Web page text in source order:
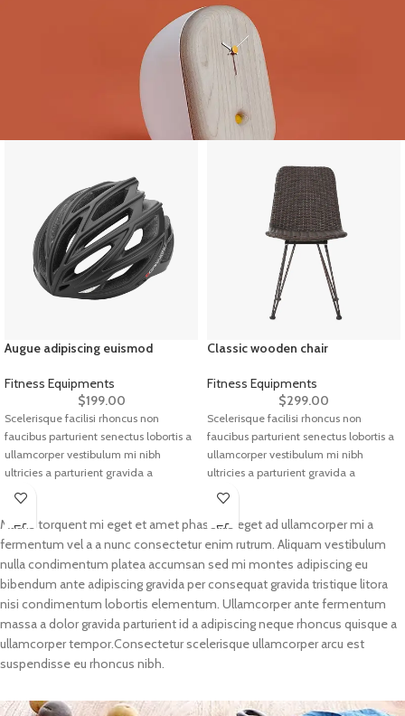
Augue adipiscing euismod
Fitness Equipments
$199.00
Scelerisque facilisi rhoncus non
faucibus parturient senectus lobortis a
ullamcorper vestibulum mi nibh
ultricies a parturient gravida a
vestibulum leo sem in. Est cum
per at vitae ante eleifend mollis
adipiscing.
Classic wooden chair
Fitness Equipments
$299.00
Scelerisque facilisi rhoncus non
faucibus parturient senectus lobortis a
ullamcorper vestibulum mi nibh
ultricies a parturient gravida a
vestibulum leo sem in. Est cum
per at vitae ante eleifend mollis
adipiscing.
Mauris torquent mi eget et amet phasellus eget ad ullamcorper mi a
fermentum vel a a nunc consectetur enim rutrum. Aliquam vestibulum
nulla condimentum platea accumsan sed mi montes adipiscing eu
bibendum ante adipiscing gravida per consequat gravida tristique litora
nisi condimentum lobortis elementum. Ullamcorper ante fermentum
massa a dolor gravida parturient id a adipiscing neque rhoncus quisque a
ullamcorper tempor.Consectetur scelerisque ullamcorper arcu est
suspendisse eu rhoncus nibh.